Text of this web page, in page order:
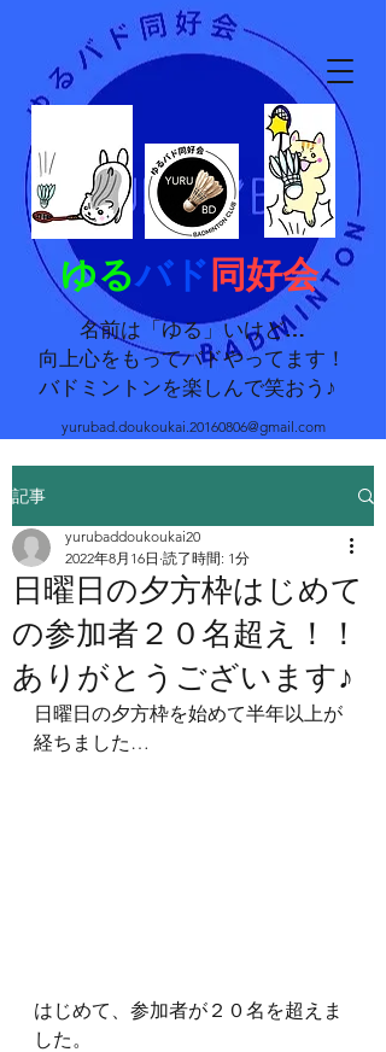
ゆるバド 同好会
名前は「ゆる」いけど…
向上心をもってバドやってます！
バドミントンを楽しんで笑おう♪
yurubad.doukoukai.20160806@gmail.com
記事
日曜日の夕方枠はじめて
の参加者２０名超え！！
ありがとうございます♪
yurubaddoukoukai20
2022年8月16日 読了時間: 1分
日曜日の夕方枠を始めて半年以上が
経ちました…
はじめて、参加者が２０名を超えま
した。